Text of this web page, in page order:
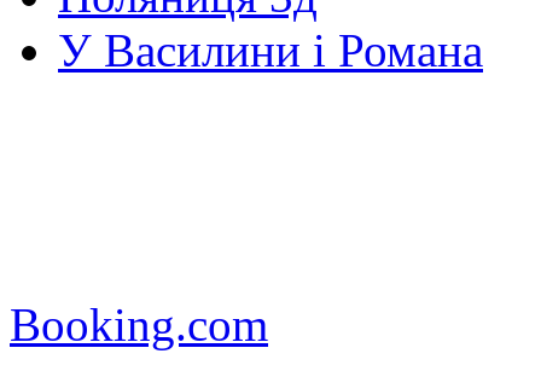
У Василини і Романа
Booking.com